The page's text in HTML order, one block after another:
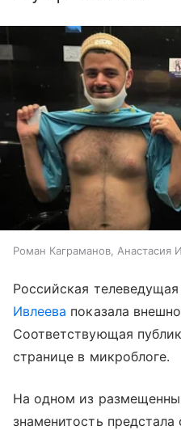
Роман Каграманов, Анастасия
Российская
Ивлеева показала
Соответствующая
странице в микроблоге.
На одном из
знаменитость